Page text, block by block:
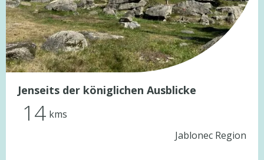
Jenseits der königlichen Ausblicke
14 kms
Jablonec Region